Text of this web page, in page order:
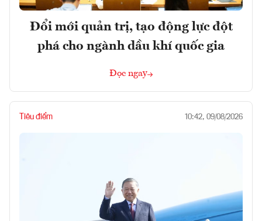
Đổi mới quản trị, tạo động lực đột
phá cho ngành dầu khí quốc gia
Đọc ngay
Tiêu điểm 10:42, 09/08/2026